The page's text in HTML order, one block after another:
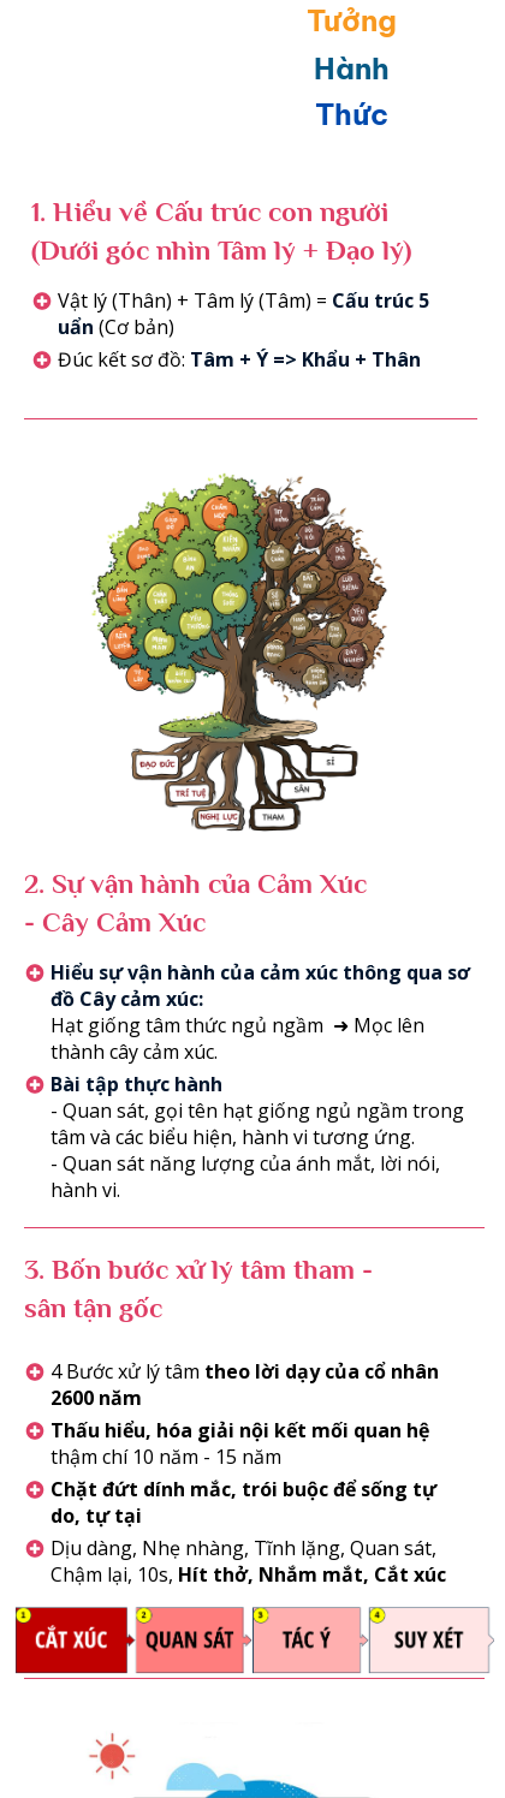
Vật lý (Thân) + Tâm lý (Tâm) = Cấu trúc 5
uẩn (Cơ bản)
Đúc kết sơ đồ: Tâm + Ý => Khẩu + Thân
1. Hiểu về Cấu trúc con người
(Dưới góc nhìn Tâm lý + Đạo lý)
Hiểu sự vận hành của cảm xúc thông qua sơ
đồ Cây cảm xúc:
Hạt giống tâm thức ngủ ngầm ➜ Mọc lên
thành cây cảm xúc.
Bài tập thực hành
- Quan sát, gọi tên hạt giống ngủ ngầm trong
tâm và các biểu hiện, hành vi tương ứng.
- Quan sát năng lượng của ánh mắt, lời nói,
hành vi.
2. Sự vận hành của Cảm Xúc
- Cây Cảm Xúc
4 Bước xử lý tâm theo lời dạy của cổ nhân
2600 năm
Thấu hiểu, hóa giải nội kết mối quan hệ
thậm chí 10 năm - 15 năm
Chặt đứt dính mắc, trói buộc để sống tự
do, tự tại
Dịu dàng, Nhẹ nhàng, Tĩnh lặng, Quan sát,
Chậm lại, 10s, Hít thở, Nhắm mắt, Cắt xúc
3. Bốn bước xử lý tâm tham -
sân tận gốc
Tưởng
Hành
Thức